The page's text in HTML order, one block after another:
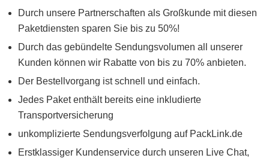
Durch unsere Partnerschaften als Großkunde mit diesen
Paketdiensten sparen Sie bis zu 50%!
Durch das gebündelte Sendungsvolumen all unserer
Kunden können wir Rabatte von bis zu 70% anbieten.
Der Bestellvorgang ist schnell und einfach.
Jedes Paket enthält bereits eine inkludierte
Transportversicherung
unkomplizierte Sendungsverfolgung auf PackLink.de
Erstklassiger Kundenservice durch unseren Live Chat,